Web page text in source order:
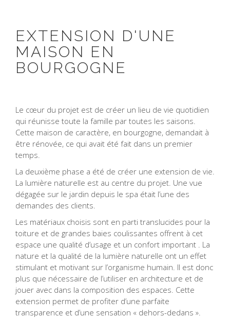
EXTENSION D'UNE
MAISON EN
BOURGOGNE
Le cœur du projet est de créer un lieu de vie quotidien
qui réunisse toute la famille par toutes les saisons.
Cette maison de caractère, en bourgogne, demandait à
être rénovée, ce qui avait été fait dans un premier
temps.
La deuxième phase a été de créer une extension de vie.
La lumière naturelle est au centre du projet. Une vue
dégagée sur le jardin depuis le spa était l’une des
demandes des clients.
Les matériaux choisis sont en parti translucides pour la
toiture et de grandes baies coulissantes offrent à cet
espace une qualité d’usage et un confort important . La
nature et la qualité de la lumière naturelle ont un effet
stimulant et motivant sur l’organisme humain. Il est donc
plus que nécessaire de l’utiliser en architecture et de
jouer avec dans la composition des espaces. Cette
extension permet de profiter d’une parfaite
transparence et d’une sensation « dehors-dedans ».